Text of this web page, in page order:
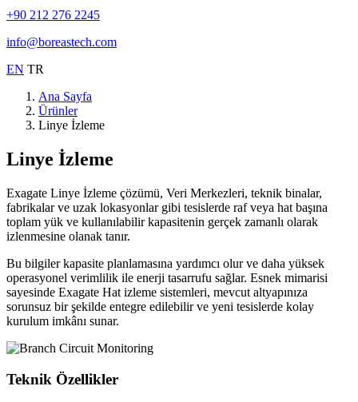
+90 212 276 2245
info@boreastech.com
EN TR
Ana Sayfa
Ürünler
Linye İzleme
Linye İzleme
Exagate Linye İzleme çözümü, Veri Merkezleri, teknik binalar,
fabrikalar ve uzak lokasyonlar gibi tesislerde raf veya hat başına
toplam yük ve kullanılabilir kapasitenin gerçek zamanlı olarak
izlenmesine olanak tanır.
Bu bilgiler kapasite planlamasına yardımcı olur ve daha yüksek
operasyonel verimlilik ile enerji tasarrufu sağlar. Esnek mimarisi
sayesinde Exagate Hat izleme sistemleri, mevcut altyapınıza
sorunsuz bir şekilde entegre edilebilir ve yeni tesislerde kolay
kurulum imkânı sunar.
Teknik Özellikler